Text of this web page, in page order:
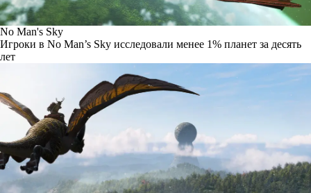
No Man's Sky
Игроки в No Man’s Sky исследовали менее 1% планет за десять
лет